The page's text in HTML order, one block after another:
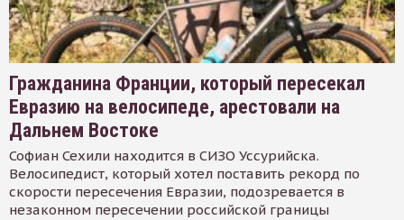
Гражданина Франции, который пересекал
Евразию на велосипеде, арестовали на
Дальнем Востоке
Софиан Сехили находится в СИЗО Уссурийска.
Велосипедист, который хотел поставить рекорд по
скорости пересечения Евразии, подозревается в
незаконном пересечении российской границы